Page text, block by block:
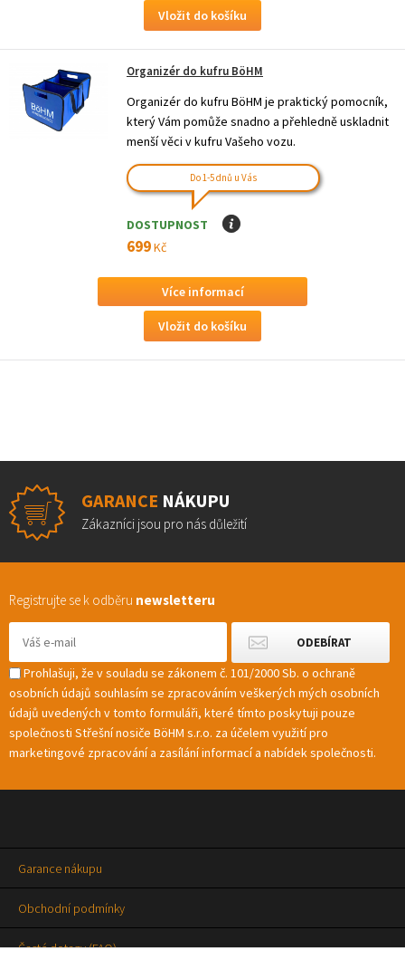
Organizér do kufru BöHM
Organizér do kufru BöHM je praktický pomocník,
který Vám pomůže snadno a přehledně uskladnit
menší věci v kufru Vašeho vozu.
Do 1-5 dnů u Vás
DOSTUPNOST I
699Kč
Více informací
GARANCE NÁKUPU
Zákazníci jsou pro nás důležití
Registrujte se k odběru newsletteru
Prohlašuji, že v souladu se zákonem č. 101/2000 Sb. o ochraně
osobních údajů souhlasím se zpracováním veškerých mých osobních
údajů uvedených v tomto formuláři, které tímto poskytuji pouze
společnosti Střešní nosiče BöHM s.r.o. za účelem využití pro
marketingové zpracování a zasílání informací a nabídek společnosti.
Garance nákupu
Obchodní podmínky
Časté dotazy (FAQ)